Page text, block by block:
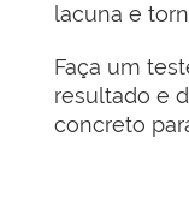
lacuna e
Faça um
resultado e
concreto